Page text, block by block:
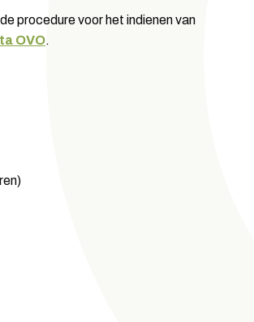
procedure voor het indienen van
OVO.